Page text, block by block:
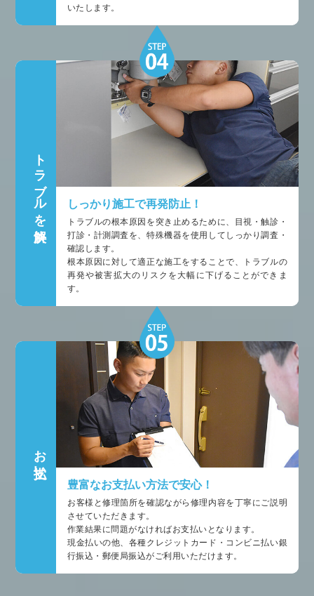
いたします。
トラブルを解決 しっかり施工で再発防止！
トラブルの根本原因を突き止めるために、目視・触診・
打診・計測調査を、特殊機器を使用してしっかり調査・
確認します。
根本原因に対して適正な施工をすることで、トラブルの
再発や被害拡大のリスクを大幅に下げることができま
す。
お支払い
豊富なお支払い方法で安心！
お客様と修理箇所を確認ながら修理内容を丁寧にご説明
させていただきます。
作業結果に問題がなければお支払いとなります。
現金払いの他、各種クレジットカード・コンビニ払い銀
行振込・郵便局振込がご利用いただけます。